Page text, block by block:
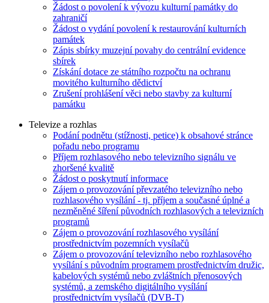
Žádost o povolení k vývozu kulturní památky do
zahraničí
Žádost o vydání povolení k restaurování kulturních
památek
Zápis sbírky muzejní povahy do centrální evidence
sbírek
Získání dotace ze státního rozpočtu na ochranu
movitého kulturního dědictví
Zrušení prohlášení věci nebo stavby za kulturní
památku
Televize a rozhlas
Podání podnětu (stížnosti, petice) k obsahové stránce
pořadu nebo programu
Příjem rozhlasového nebo televizního signálu ve
zhoršené kvalitě
Žádost o poskytnutí informace
Zájem o provozování převzatého televizního nebo
rozhlasového vysílání - tj. příjem a současné úplné a
nezměněné šíření původních rozhlasových a televizních
programů
Zájem o provozování rozhlasového vysílání
prostřednictvím pozemních vysílačů
Zájem o provozování televizního nebo rozhlasového
vysílání s původním programem prostřednictvím družic,
kabelových systémů nebo zvláštních přenosových
systémů, a zemského digitálního vysílání
prostřednictvím vysílačů (DVB-T)